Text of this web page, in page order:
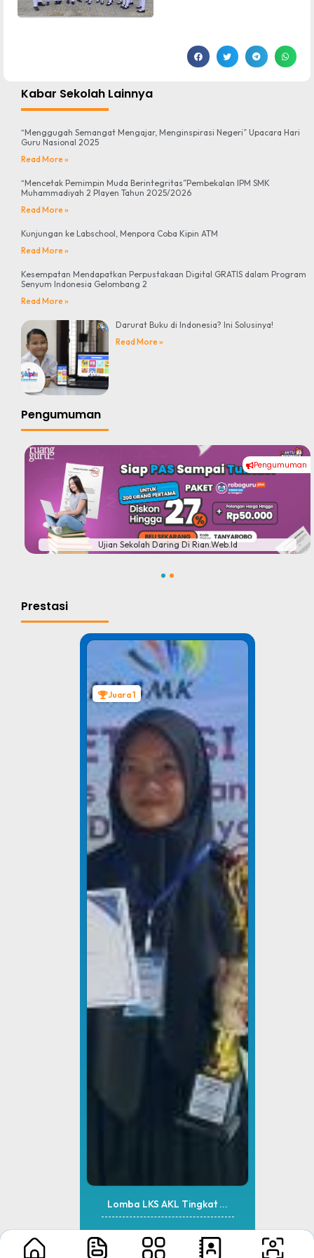
Kabar Sekolah Lainnya
“Menggugah Semangat Mengajar, Menginspirasi Negeri” Upacara Hari
Guru Nasional 2025
Read More »
“Mencetak Pemimpin Muda Berintegritas”Pembekalan IPM SMK
Muhammadiyah 2 Playen Tahun 2025/2026
Read More »
Kunjungan ke Labschool, Menpora Coba Kipin ATM
Read More »
Kesempatan Mendapatkan Perpustakaan Digital GRATIS dalam Program
Senyum Indonesia Gelombang 2
Read More »
Darurat Buku di Indonesia? Ini Solusinya!
Read More »
Pengumuman
Pengumuman
#
Ujian Sekolah Daring Di Rian.web.id
Prestasi
Juara 1
Lomba LKS AKL Tingkat ...
Dinas Pemuda dan Olahraga